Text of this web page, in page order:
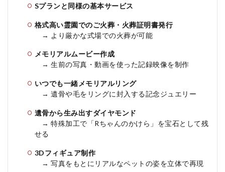
Sプランと同様の基本サービス
格式高い霊園でのご火葬・火葬証明書発行
→ より厳かな式場での火葬が可能
メモリアルムービー作成
→ 生前の写真・動画を使った記録映像を制作
いつでも一緒メモリアルリング
→ 遺骨や毛をリングに封入する記念ジュエリー
遺骨から生み出すダイヤモンド
→ 特殊加工で「Rちゃんのかけら」を宝石として残
せる
3Dフィギュア制作
→ 写真をもとにリアルなペットの姿を立体で再現